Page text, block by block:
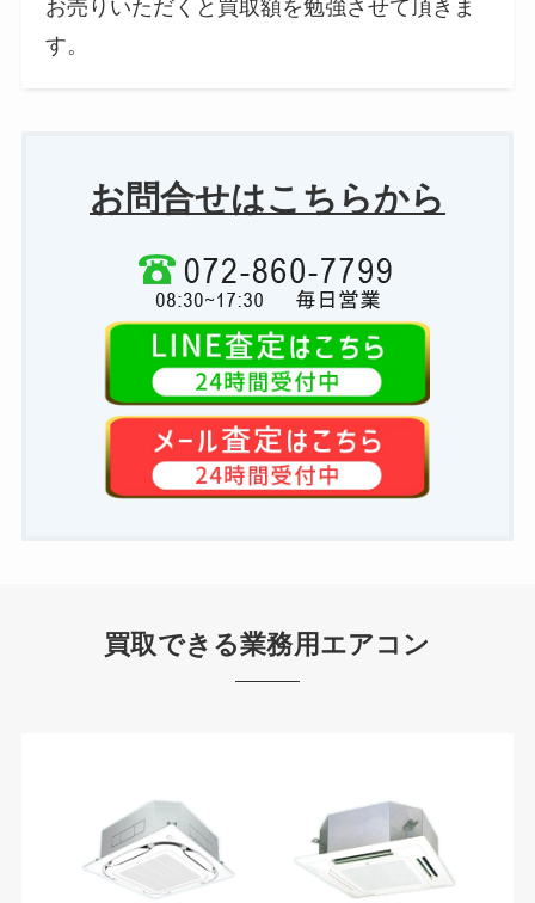
お売りいただくと買取額を勉強させて頂きま
す。
お問合せはこちらから
買取できる業務用エアコン